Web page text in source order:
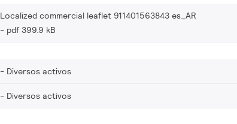
Localized commercial leaflet 911401563843 es_AR
pdf 399.9 kB
Diversos activos
Diversos activos